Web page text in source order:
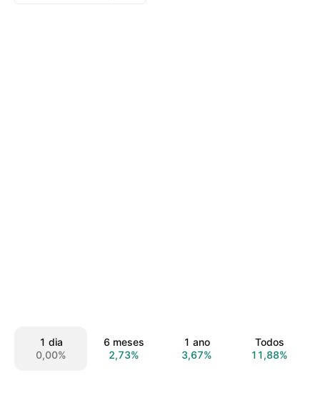
1 dia
0,00%
6 meses
2,73%
1 ano
3,67%
Todos
11,88%